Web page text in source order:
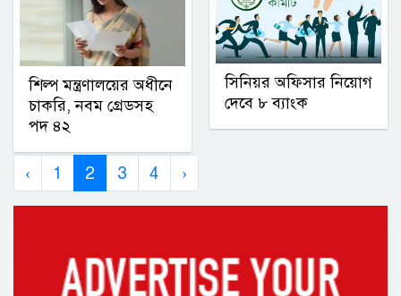
শিল্প মন্ত্রণালয়ের অধীনে
চাকরি, নবম গ্রেডসহ
পদ ৪২
সিনিয়র অফিসার নিয়োগ
দেবে ৮ ব্যাংক
‹ 1 2 3 4 ›